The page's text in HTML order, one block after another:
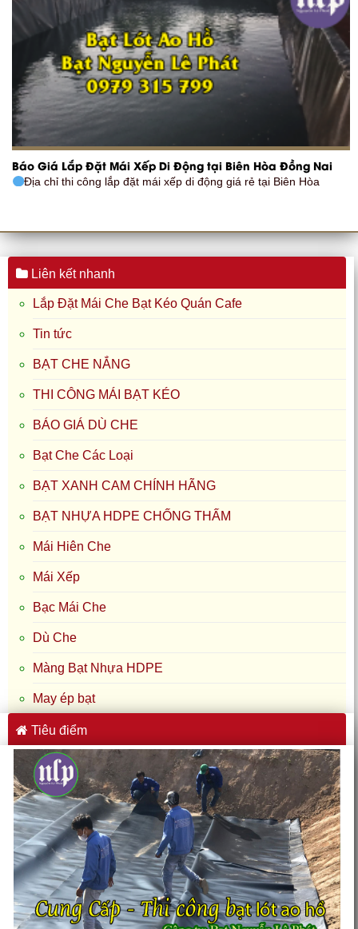
Báo Giá Lắp Đặt Mái Xếp Di Động tại Biên Hòa Đồng Nai
Địa chỉ thi công lắp đặt mái xếp di động giá rẻ tại Biên Hòa
Liên kết nhanh
Lắp Đặt Mái Che Bạt Kéo Quán Cafe
Tin tức
BẠT CHE NẮNG
THI CÔNG MÁI BẠT KÉO
BÁO GIÁ DÙ CHE
Bạt Che Các Loại
BẠT XANH CAM CHÍNH HÃNG
BẠT NHỰA HDPE CHỐNG THẤM
Mái Hiên Che
Mái Xếp
Bạc Mái Che
Dù Che
Màng Bạt Nhựa HDPE
May ép bạt
Tiêu điểm